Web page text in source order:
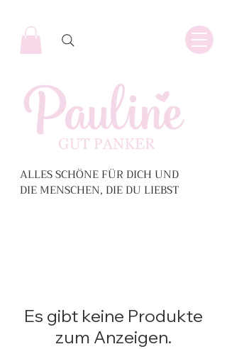
ALLES SCHÖNE FÜR DICH UND
DIE MENSCHEN, DIE DU LIEBST
Es gibt keine Produkte
zum Anzeigen.